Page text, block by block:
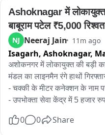
leaders and workers
questioned the action and
raise its voice.
Meanwhile, a large number
outside the PDP
party leadership.
Mehbooba said her
will question the police
Ashoknagar में लोकायुक्त
बाबूराम पटेल ₹5,000
NJ Neeraj Jain 11m ago
Isagarh, Ashoknagar,
अशोकनगर में लोकायुक्त की बड़ी
मंडल का लाइनमैन रंगे हाथों
- चक्की के मीटर कनेक्शन के नाम
- उपभोक्ता सेवा केंद्र में 5 हजार
- आरोपी लाइनमैन बाबूराम पटेल
0 0 Share